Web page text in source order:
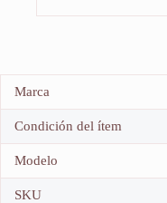
Marca
Condición del ítem
Modelo
SKU